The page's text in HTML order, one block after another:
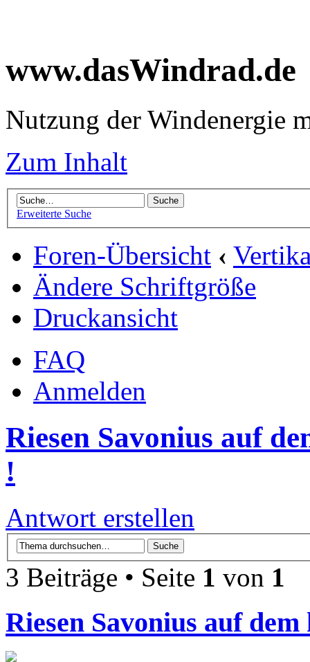
www.dasWindrad.de
Nutzung der Windenergie
Zum Inhalt
Erweiterte Suche
Foren-Übersicht ‹
Ändere Schriftgröße
Druckansicht
FAQ
Anmelden
Riesen Savonius auf
!
Antwort erstellen
3 Beiträge • Seite 1 von 1
Riesen Savonius auf